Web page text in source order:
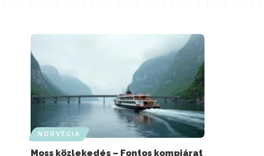
NORVÉGIA
Moss közlekedés – Fontos kompjárat